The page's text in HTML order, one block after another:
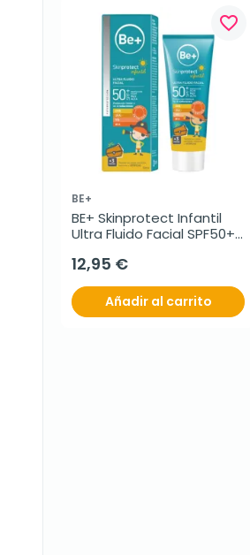
favorite_border
BE+
BE+ Skinprotect Infantil
Ultra Fluido Facial SPF50+,
12,95 €
Añadir al carrito